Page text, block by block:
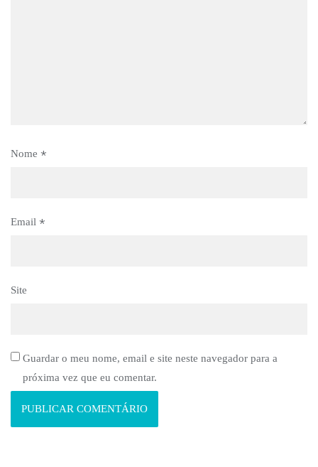
Nome *
Email *
Site
Guardar o meu nome, email e site neste navegador para a
próxima vez que eu comentar.